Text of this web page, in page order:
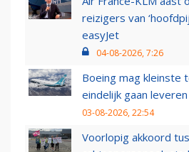
reizigers van
easyJet
04-08-2026, 7:26
Boeing mag kleinste
eindelijk gaan leveren
03-08-2026, 22:54
Voorlopig akkoord